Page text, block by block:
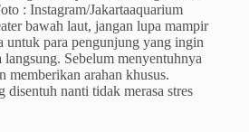
: Instagram/Jakartaaquarium
bawah laut, jangan lupa mampir
untuk para pengunjung yang ingin
Sebelum menyentuhnya
memberikan arahan khusus.
disentuh nanti tidak merasa stres